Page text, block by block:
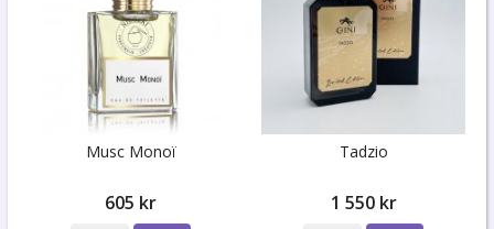
Musc Monoï
605 kr
Tadzio
1 550 kr